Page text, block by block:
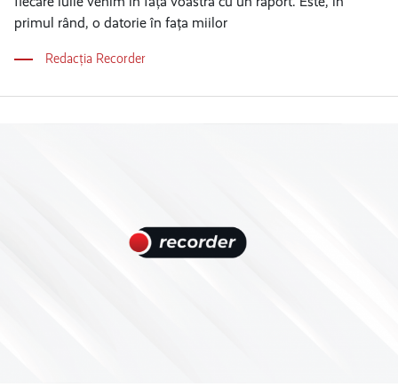
primul rând, o datorie în fața miilor
Redacția Recorder